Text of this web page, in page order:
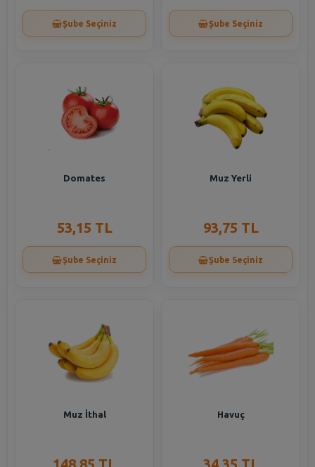
Şube Seçiniz Şube Seçiniz
Domates
53,15 TL
Şube Seçiniz
Muz Yerli
93,75 TL
Şube Seçiniz
Muz İthal Havuç